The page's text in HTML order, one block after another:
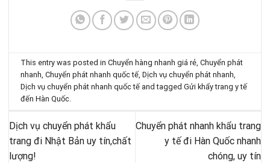
This entry was posted inChuyển hàng nhanh giá rẻ,Chuyển phát
nhanh,Chuyển phát nhanh quốc tế,Dịch vụ chuyển phát nhanh,
Dịch vụ chuyển phát nhanh quốc tế and taggedGửi khẩy trang y tế
đến Hàn Quốc.
Dịch vụ chuyển phát khẩu
trang đi Nhật Bản uy tín,chất
lượng!
Chuyển phát nhanh khẩu trang
y tế đi Hàn Quốc nhanh
chóng, uy tín